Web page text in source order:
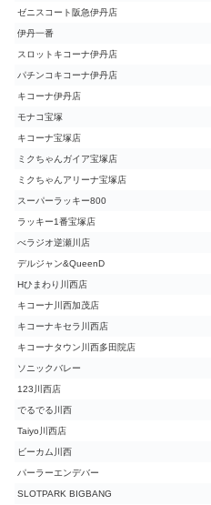
ゼニスコート阪急伊丹店
伊丹一番
スロットキコーナ伊丹店
パチンコキコーナ伊丹店
キコーナ伊丹店
モナコ宝塚
キコーナ宝塚店
ミクちゃんガイア宝塚店
ミクちゃんアリーナ宝塚店
スーパーラッキー800
ラッキー1番宝塚店
べラジオ逆瀬川店
デルジャン&QueenD
Hひまわり川西店
キコーナ川西加茂店
キコーナキセラ川西店
キコーナタウン川西多田院店
ソニックバレー
123川西店
でるでる川西
Taiyo川西店
ビーカム川西
パーラーエンデバー
SLOTPARK BIGBANG